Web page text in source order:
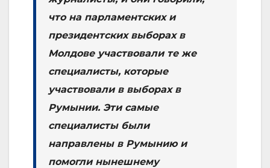
что на парламентских и
президентских выборах в
Молдове участвовали те же
специалисты, которые
участвовали в выборах в
Румынии. Эти самые
специалисты были
направлены в Румынию и
помогли нынешнему